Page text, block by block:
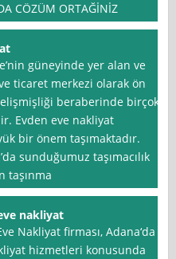
CÖZÜM ORTAĞİNİZ
güneyinde yer alan ve
ticaret merkezi olarak ön
beraberinde birçok
Evden eve nakliyat
bir önem taşımaktadır.
sunduğumuz taşımacılık
taşınma
nakliyat
Nakliyat firması, Adana‘da
hizmetleri konusunda